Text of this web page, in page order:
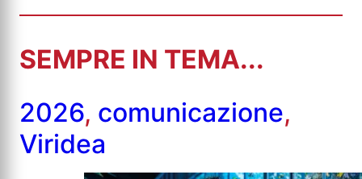
SEMPRE IN TEMA...
2026, comunicazione,
Viridea